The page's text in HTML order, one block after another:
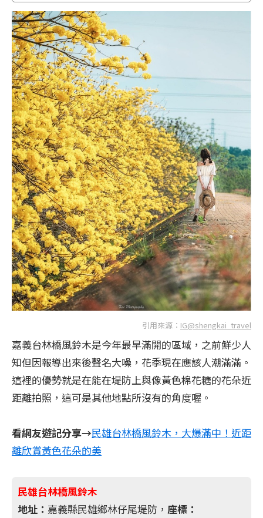
引用來源： IG@shengkai_travel
嘉義台林橋風鈴木是今年最早滿開的區域，之前鮮少人
知但因報導出來後聲名大噪，花季現在應該人潮滿滿。
這裡的優勢就是在能在堤防上與像黃色棉花糖的花朵近
距離拍照，這可是其他地點所沒有的角度喔。
看網友遊記分享→民雄台林橋風鈴木，大爆滿中！近距
離欣賞黃色花朵的美
民雄台林橋風鈴木
地址： 嘉義縣民雄鄉林仔尾堤防， 座標：